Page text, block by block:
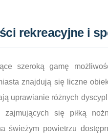
rekreacyjne i
szeroką gamę
znajdują się liczne
uprawianie różnych
zajmujących się piłką
świeżym powietrzu